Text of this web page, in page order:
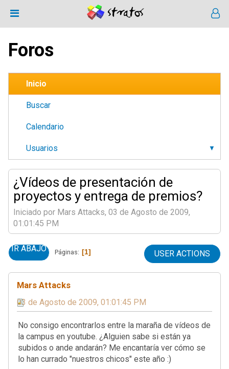
Foros
Inicio
Buscar
Calendario
Usuarios
¿Vídeos de presentación de
proyectos y entrega de premios?
Iniciado por Mars Attacks, 03 de Agosto de 2009,
01:01:45 PM
IR ABAJO Páginas 1 USER ACTIONS
Mars Attacks
03 de Agosto de 2009, 01:01:45 PM
No consigo encontrarlos entre la maraña de vídeos de
la campus en youtube. ¿Alguien sabe si están ya
subidos o ande andarán? Me encantaría ver cómo se
lo han currado "nuestros chicos" este año :)